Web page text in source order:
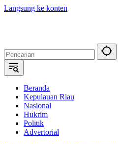
Langsung ke konten
Beranda
Kepulauan Riau
Nasional
Hukrim
Politik
Advertorial